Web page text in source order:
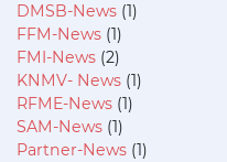
DMSB-News (1)
FFM-News (1)
FMI-News (2)
KNMV- News (1)
RFME-News (1)
SAM-News (1)
Partner-News (1)